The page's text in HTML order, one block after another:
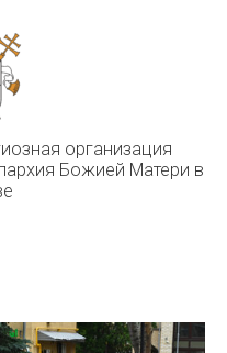
организация
Божией Матери в